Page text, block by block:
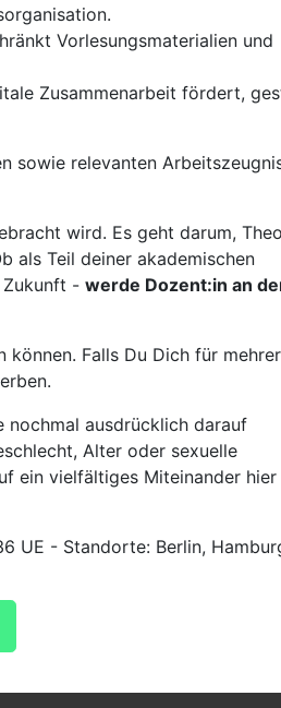
Vorlesungsmaterialien und
Zusammenarbeit fördert,
sowie relevanten
wird. Es geht darum,
als Teil deiner akademischen
Zukunft - werde Dozent:in an
Falls Du Dich für
nochmal ausdrücklich darauf
Alter oder sexuelle
ein vielfältiges Miteinander hier
UE - Standorte: Berlin,